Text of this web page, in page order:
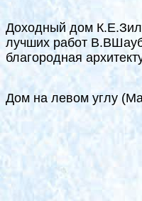
Доходный дом
лучших работ
благородная
Дом на левом углу